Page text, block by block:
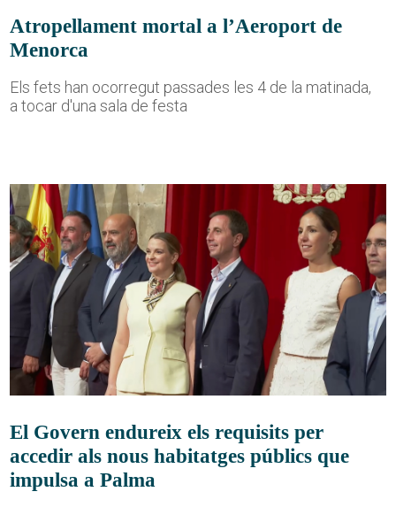
Atropellament mortal a l’Aeroport de
Menorca
Els fets han ocorregut passades les 4 de la matinada,
a tocar d'una sala de festa
El Govern endureix els requisits per
accedir als nous habitatges públics que
impulsa a Palma